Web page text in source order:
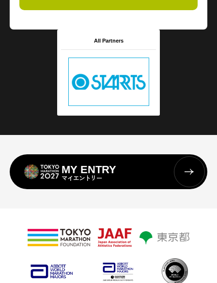
All Partners
MY ENTRY
マイエントリー